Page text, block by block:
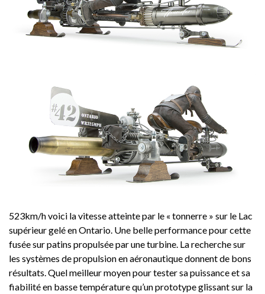
523km/h voici la vitesse atteinte par le « tonnerre » sur le Lac
supérieur gelé en Ontario. Une belle performance pour cette
fusée sur patins propulsée par une turbine. La recherche sur
les systèmes de propulsion en aéronautique donnent de bons
résultats. Quel meilleur moyen pour tester sa puissance et sa
fiabilité en basse température qu’un prototype glissant sur la